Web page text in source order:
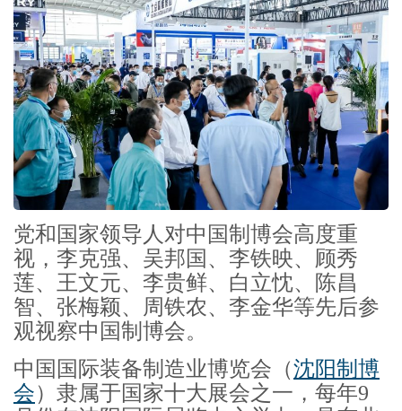
党和国家领导人对中国制博会高度重
视，李克强、吴邦国、李铁映、顾秀
莲、王文元、李贵鲜、白立忱、陈昌
智、张梅颖、周铁农、李金华等先后参
观视察中国制博会。
中国国际装备制造业博览会（沈阳制博
会）隶属于国家十大展会之一，每年9